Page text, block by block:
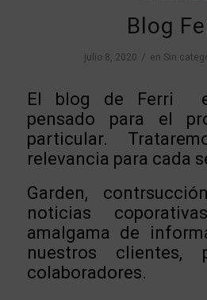
Blog
julio 8, 2020 / en Sin
El blog de Ferri
pensado para el
particular.
relevancia para cada
Garden,
noticias
amalgama de
nuestros clientes,
colaboradores.